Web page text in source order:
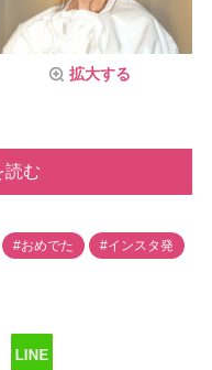
拡大する
読む
#おめでた #インスタ発